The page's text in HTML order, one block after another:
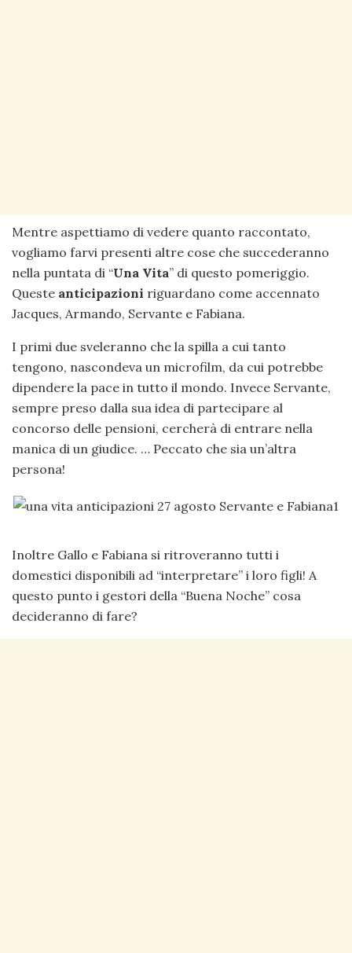
Mentre aspettiamo di vedere quanto raccontato,
vogliamo farvi presenti altre cose che succederanno
nella puntata di “Una Vita” di questo pomeriggio.
Queste anticipazioni riguardano come accennato
Jacques, Armando, Servante e Fabiana.
I primi due sveleranno che la spilla a cui tanto
tengono, nascondeva un microfilm, da cui potrebbe
dipendere la pace in tutto il mondo. Invece Servante,
sempre preso dalla sua idea di partecipare al
concorso delle pensioni, cercherà di entrare nella
manica di un giudice. … Peccato che sia un’altra
persona!
Inoltre Gallo e Fabiana si ritroveranno tutti i
domestici disponibili ad “interpretare” i loro figli! A
questo punto i gestori della “Buena Noche” cosa
decideranno di fare?